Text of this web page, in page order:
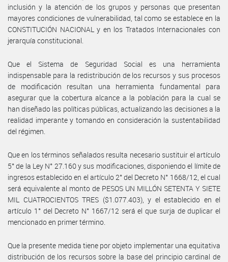
inclusión y la atención de los grupos y personas que presentan
mayores condiciones de vulnerabilidad, tal como se establece en la
CONSTITUCIÓN NACIONAL y en los Tratados Internacionales con
jerarquía constitucional.
Que el Sistema de Seguridad Social es una herramienta
indispensable para la redistribución de los recursos y sus procesos
de modificación resultan una herramienta fundamental para
asegurar que la cobertura alcance a la población para la cual se
han diseñado las políticas públicas, actualizando las decisiones a la
realidad imperante y tomando en consideración la sustentabilidad
del régimen.
Que en los términos señalados resulta necesario sustituir el artículo
5° de la Ley N° 27.160 y sus modificaciones, disponiendo el límite de
ingresos establecido en el artículo 2° del Decreto N° 1668/12, el cual
será equivalente al monto de PESOS UN MILLÓN SETENTA Y SIETE
MIL CUATROCIENTOS TRES ($1.077.403), y el establecido en el
artículo 1° del Decreto N° 1667/12 será el que surja de duplicar el
mencionado en primer término.
Que la presente medida tiene por objeto implementar una equitativa
distribución de los recursos sobre la base del principio cardinal de